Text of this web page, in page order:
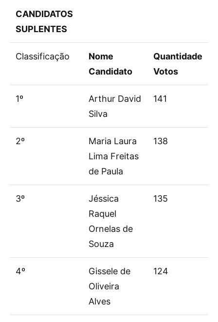
CANDIDATOS
SUPLENTES
Classificação
Nome
Candidato
Quantidade
Votos
1º
Arthur David
Silva
141
2º
Maria Laura
Lima Freitas
de Paula
138
3º
Jéssica
Raquel
Ornelas de
Souza
135
4º
Gissele de
Oliveira
Alves
124